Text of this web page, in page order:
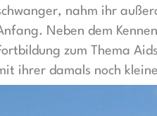
nahm ihr
Neben dem
zum Thema
ihrer damals noch